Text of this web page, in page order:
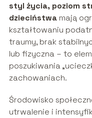
styl życia, poziom
dzieciństwamają
kształtowaniu
traumy, brak
lub fizyczna – to
poszukiwania
zachowaniach.
Środowisko
utrwalenie i